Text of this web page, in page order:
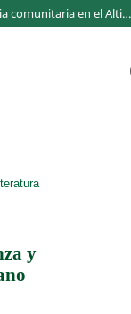
Bofedales altoandinos: gobernanza y agencia comunitaria en el Altiplano boliviano